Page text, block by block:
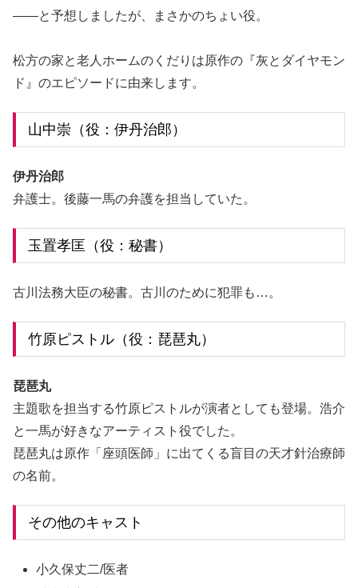
――と予想しましたが、まさかのちょい役。
松方の家と老人ホームのくだりは原作の『灰とダイヤモン
ド』のエピソードに由来します。
山中崇（役：伊丹治郎）
伊丹治郎
弁護士。後藤一馬の弁護を担当していた。
玉置孝匡（役：秘書）
古川法務大臣の秘書。古川のために犯罪も…。
竹原ピストル（役：琵琶丸）
琵琶丸
主題歌を担当する竹原ピストルが演者としても登場。浩介
と一馬が好きなアーティスト役でした。
琵琶丸は原作「座頭医師」に出てくる盲目の天才針治療師
の名前。
その他のキャスト
小久保丈二/医者